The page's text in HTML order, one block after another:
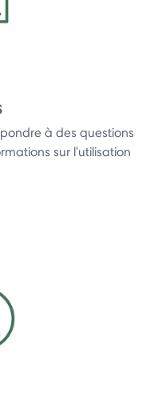
à des questions
sur l'utilisation